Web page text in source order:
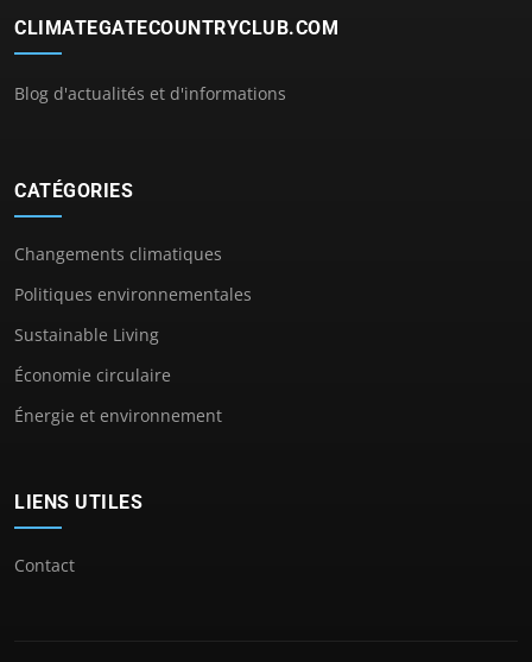
CLIMATEGATECOUNTRYCLUB.COM
Blog d'actualités et d'informations
CATÉGORIES
Changements climatiques
Politiques environnementales
Sustainable Living
Économie circulaire
Énergie et environnement
LIENS UTILES
Contact